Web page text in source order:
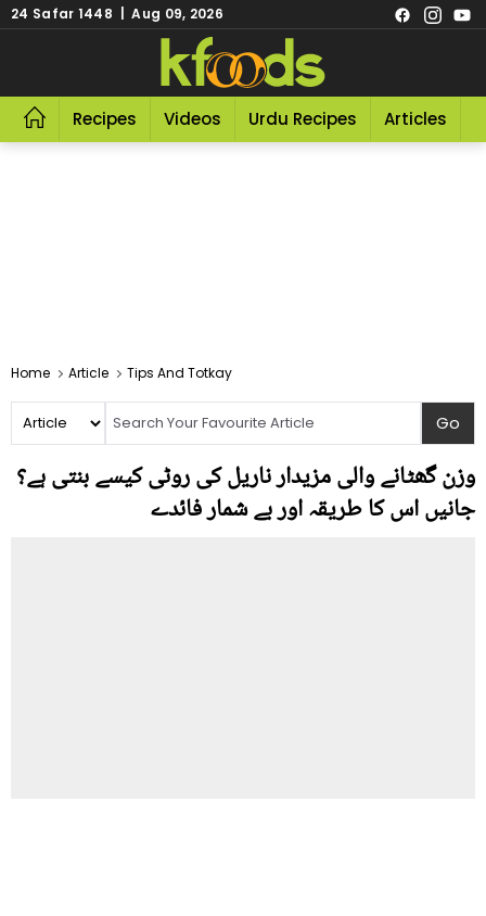
24 Safar 1448 | Aug 09, 2026
Recipes Videos Urdu Recipes Articles
Home Article Tips And Totkay
وزن گھٹانے والی مزیدار ناریل کی روٹی کیسے بنتی ہے؟
جانیں اس کا طریقہ اور بے شمار فائدے